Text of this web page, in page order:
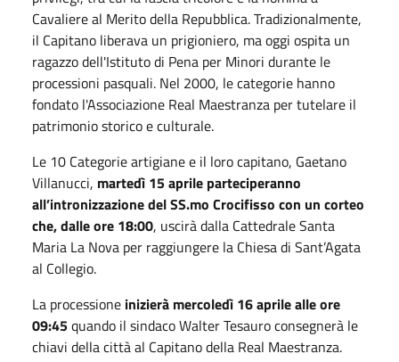
Cavaliere al Merito della Repubblica. Tradizionalmente,
il Capitano liberava un prigioniero, ma oggi ospita un
ragazzo dell'Istituto di Pena per Minori durante le
processioni pasquali. Nel 2000, le categorie hanno
fondato l'Associazione Real Maestranza per tutelare il
patrimonio storico e culturale.
Le 10 Categorie artigiane e il loro capitano, Gaetano
Villanucci, martedì 15 aprile parteciperanno
all’intronizzazione del SS.mo Crocifisso con un corteo
che, dalle ore 18:00, uscirà dalla Cattedrale Santa
Maria La Nova per raggiungere la Chiesa di Sant’Agata
al Collegio.
La processione inizierà mercoledì 16 aprile alle ore
09:45quando il sindaco Walter Tesauro consegnerà le
chiavi della città al Capitano della Real Maestranza.